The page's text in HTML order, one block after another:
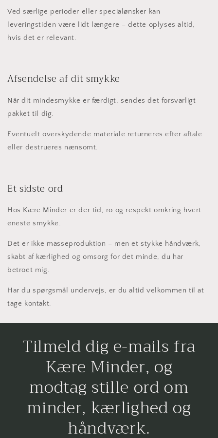
Ved særlige perioder eller specialønsker kan
leveringstiden være lidt længere – dette oplyses altid,
hvis det er relevant.
Afsendelse af dit smykke
Når dit mindesmykke er færdigt, sendes det forsvarligt
pakket til dig.
Eventuelt overskydende materiale returneres efter aftale
eller destrueres nænsomt.
Et sidste ord
Hos Kære Minder er der tid, ro og respekt omkring hvert
eneste smykke.
Det er ikke masseproduktion – men et stykke håndværk,
skabt af kærlighed og omsorg for det minde, du har
betroet mig.
Har du spørgsmål undervejs, er du altid velkommen til at
tage kontakt.
Tilmeld dig e-mails fra
Kære Minder, og
modtag stille ord om
minder, kærlighed og
håndværk.